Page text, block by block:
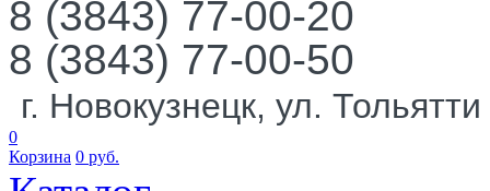
8 (3843) 77-00-20
8 (3843) 77-00-50
г. Новокузнецк, ул.
0
Корзина 0 руб.